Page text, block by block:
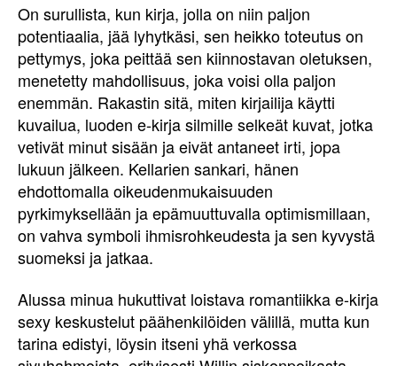
On surullista, kun kirja, jolla on niin paljon
potentiaalia, jää lyhytkäsi, sen heikko toteutus on
pettymys, joka peittää sen kiinnostavan oletuksen,
menetetty mahdollisuus, joka voisi olla paljon
enemmän. Rakastin sitä, miten kirjailija käytti
kuvailua, luoden e-kirja silmille selkeät kuvat, jotka
vetivät minut sisään ja eivät antaneet irti, jopa
lukuun jälkeen. Kellarien sankari, hänen
ehdottomalla oikeudenmukaisuuden
pyrkimyksellään ja epämuuttuvalla optimismillaan,
on vahva symboli ihmisrohkeudesta ja sen kyvystä
suomeksi ja jatkaa.
Alussa minua hukuttivat loistava romantiikka e-kirja
sexy keskustelut päähenkilöiden välillä, mutta kun
tarina edistyi, löysin itseni yhä verkossa